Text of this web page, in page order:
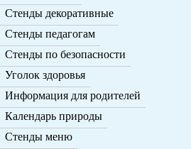
Стенды декоративные
Стенды педагогам
Стенды по безопасности
Уголок здоровья
Информация для родителей
Календарь природы
Стенды меню